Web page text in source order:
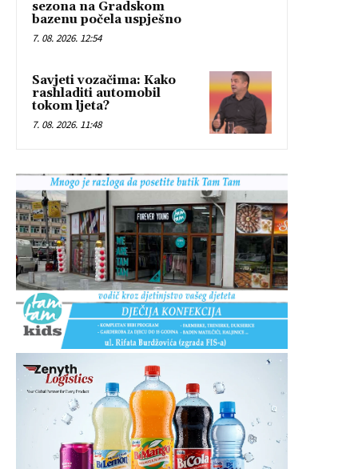
sezona na Gradskom
bazenu počela uspješno
7. 08. 2026. 12:54
Savjeti vozačima: Kako
rashladiti automobil
tokom ljeta?
7. 08. 2026. 11:48